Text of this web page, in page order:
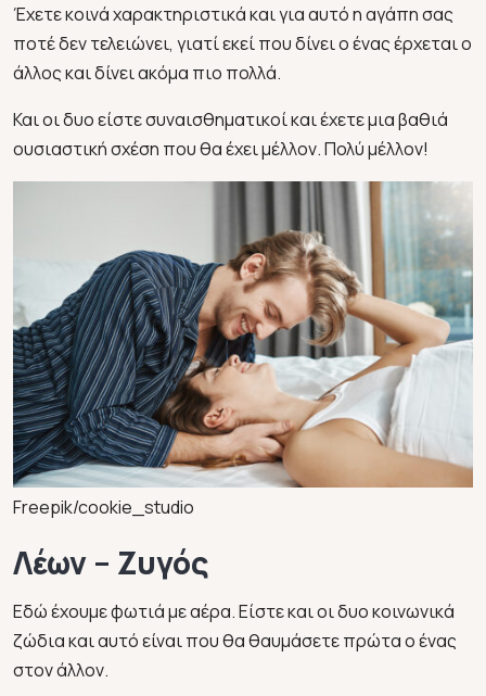
Έχετε κοινά χαρακτηριστικά και για αυτό η αγάπη σας
ποτέ δεν τελειώνει, γιατί εκεί που δίνει ο ένας έρχεται ο
άλλος και δίνει ακόμα πιο πολλά.
Και οι δυο είστε συναισθηματικοί και έχετε μια βαθιά
ουσιαστική σχέση που θα έχει μέλλον. Πολύ μέλλον!
Freepik/cookie_studio
Λέων – Ζυγός
Εδώ έχουμε φωτιά με αέρα. Είστε και οι δυο κοινωνικά
ζώδια και αυτό είναι που θα θαυμάσετε πρώτα ο ένας
στον άλλον.